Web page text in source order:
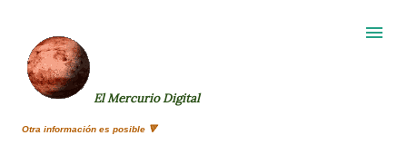
El Mercurio Digital
Otra información es posible 🔻